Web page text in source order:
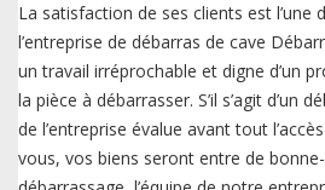
La satisfaction de ses clients est l’une
l’entreprise de débarras de cave
un travail irréprochable et digne d’un
la pièce à débarrasser. S’il s’agit d’un
de l’entreprise évalue avant tout
vous, vos biens seront entre de